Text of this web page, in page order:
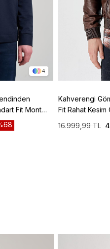
4
Fit Mont
Kahverengi
Fit Rahat
16.999,99 TL